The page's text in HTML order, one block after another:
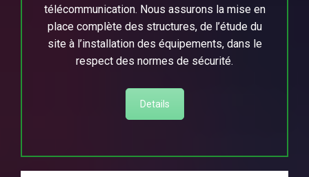
télécommunication. Nous assurons la mise en
place complète des structures, de l’étude du
site à l’installation des équipements, dans le
respect des normes de sécurité.
Details